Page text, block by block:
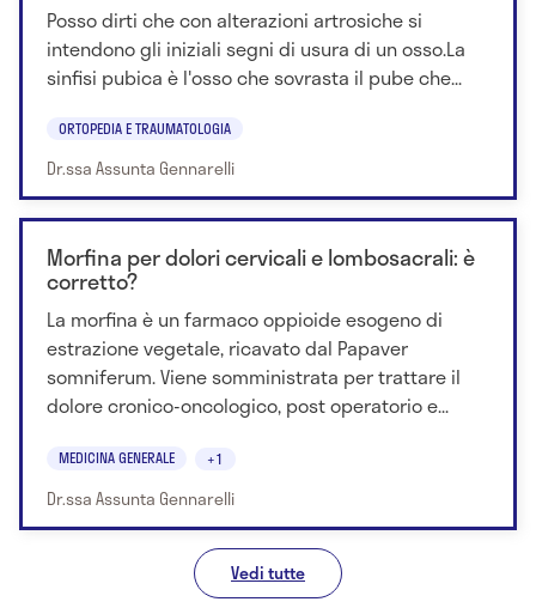
Posso dirti che con alterazioni artrosiche si
intendono gli iniziali segni di usura di un osso.La
sinfisi pubica è l'osso che sovrasta il pube che...
ORTOPEDIA E TRAUMATOLOGIA
Dr.ssa Assunta Gennarelli
Morfina per dolori cervicali e lombosacrali: è
corretto?
La morfina è un farmaco oppioide esogeno di
estrazione vegetale, ricavato dal Papaver
somniferum. Viene somministrata per trattare il
dolore cronico-oncologico, post operatorio e...
MEDICINA GENERALE +1
Dr.ssa Assunta Gennarelli
Vedi tutte